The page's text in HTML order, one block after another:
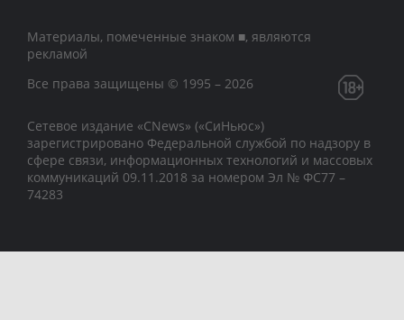
Материалы, помеченные знаком ■, являются
рекламой
Все права защищены © 1995 – 2026
Сетевое издание «CNews» («СиНьюс»)
зарегистрировано Федеральной службой по надзору в
сфере связи, информационных технологий и массовых
коммуникаций 09.11.2018 за номером Эл № ФС77 –
74283